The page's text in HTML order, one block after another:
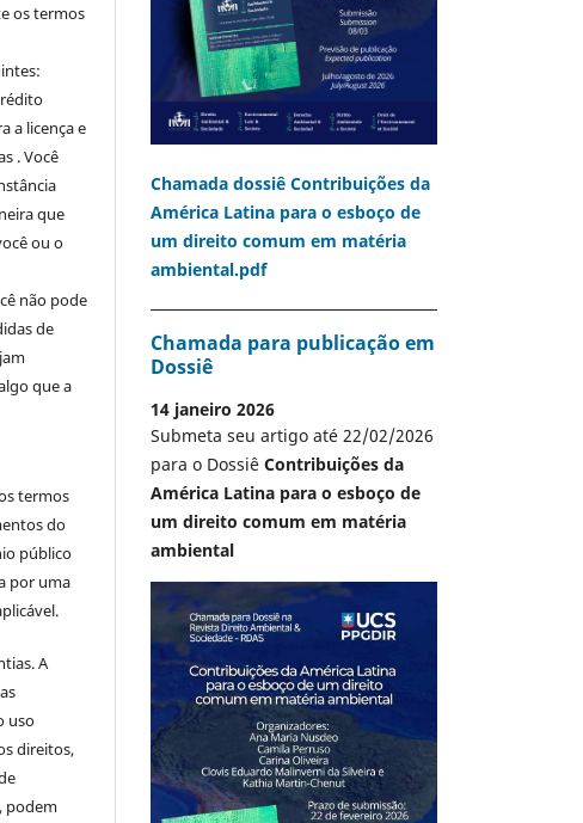
os termos
a licença e
. Você
que
ou o
não pode
de
que a
termos
do
público
por uma
A
uso
direitos,
podem
Chamada dossiê Contribuições da
América Latina para o esboço de
um direito comum em matéria
ambiental.pdf
Chamada para publicação em
Dossiê
14 janeiro 2026
Submeta seu artigo até 22/02/2026
para o Dossiê Contribuições da
América Latina para o esboço de
um direito comum em matéria
ambiental